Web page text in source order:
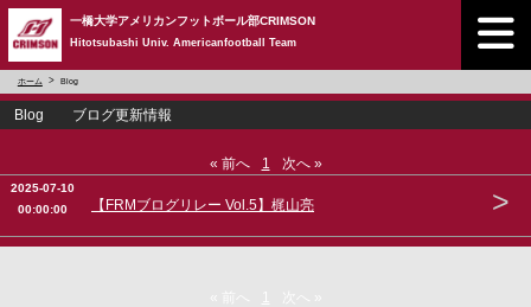
一橋大学アメリカンフットボール部CRIMSON
Hitotsubashi Univ. Americanfootball Team
ホーム Blog
Blog ブログ更新情報
« 前へ 1 次へ »
2025-07-10
00:00:00
【FRMブログリレー Vol.5】梶山亮 >
1